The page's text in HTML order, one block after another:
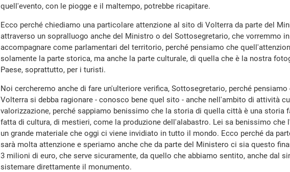
quell'evento, con le piogge e il maltempo, potrebbe ricapitare.
Ecco perché chiediamo una particolare attenzione al sito di Volterra da parte del
attraverso un sopralluogo anche del Ministro o del Sottosegretario, che vorremmo
accompagnare come parlamentari del territorio, perché pensiamo che
solamente la parte storica, ma anche la parte culturale, di quella che è la nostra
Paese, soprattutto, per i turisti.
Noi cercheremo anche di fare un'ulteriore verifica, Sottosegretario, perché pensiamo
Volterra si debba ragionare - conosco bene quel sito - anche nell'ambito di attività
valorizzazione, perché sappiamo benissimo che la storia di quella città è una storia
fatta di cultura, di mestieri, come la produzione dell'alabastro. Lei sa benissimo che
un grande materiale che oggi ci viene invidiato in tutto il mondo. Ecco perché da
sarà molta attenzione e speriamo anche che da parte del Ministero ci sia questo
3 milioni di euro, che serve sicuramente, da quello che abbiamo sentito, anche dal
sistemare direttamente il monumento.